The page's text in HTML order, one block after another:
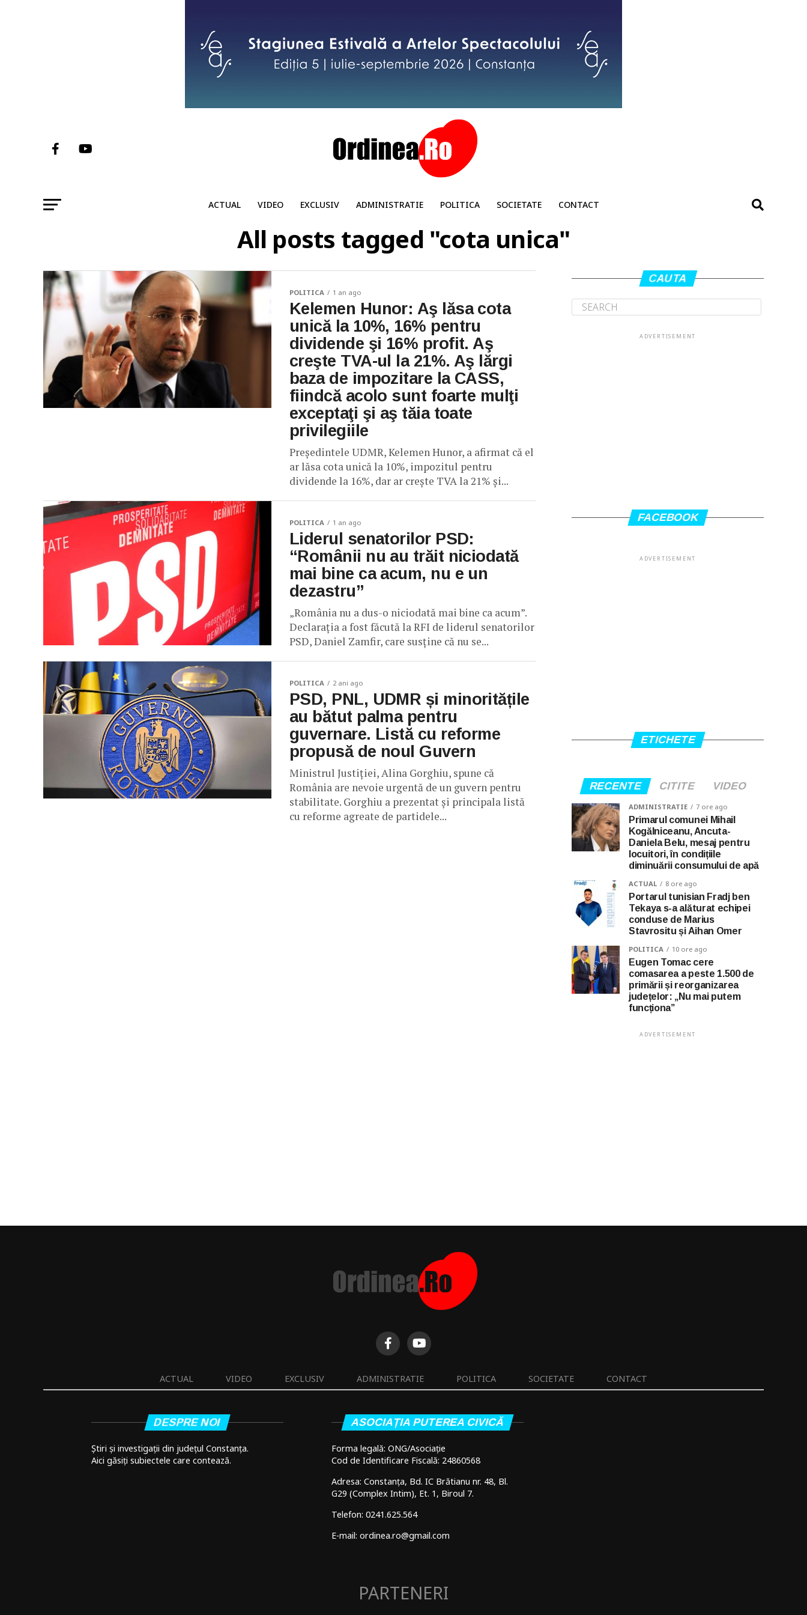
ACTUAL VIDEO EXCLUSIV ADMINISTRATIE POLITICA SOCIETATE CONTACT
All posts tagged "cota unica"
POLITICA 1 an ago
Kelemen Hunor: Aş lăsa cota
unică la 10%, 16% pentru
dividende şi 16% profit. Aş
creşte TVA-ul la 21%. Aş lărgi
baza de impozitare la CASS,
fiindcă acolo sunt foarte mulţi
exceptaţi şi aş tăia toate
privilegiile
Preşedintele UDMR, Kelemen Hunor, a afirmat că el
ar lăsa cota unică la 10%, impozitul pentru
dividende la 16%, dar ar creşte TVA la 21% şi...
POLITICA 1 an ago
Liderul senatorilor PSD:
“Românii nu au trăit niciodată
mai bine ca acum, nu e un
dezastru”
„România nu a dus-o niciodată mai bine ca acum”.
Declarația a fost făcută la RFI de liderul senatorilor
PSD, Daniel Zamfir, care susține că nu se...
POLITICA 2 ani ago
PSD, PNL, UDMR și minoritățile
au bătut palma pentru
guvernare. Listă cu reforme
propusă de noul Guvern
Ministrul Justiției, Alina Gorghiu, spune că
România are nevoie urgentă de un guvern pentru
stabilitate. Gorghiu a prezentat și principala listă
cu reforme agreate de partidele...
CAUTA
ADVERTISEMENT
FACEBOOK
ADVERTISEMENT
ETICHETE
RECENTE CITITE VIDEO
ADMINISTRATIE 7 ore ago
Primarul comunei Mihail
Kogălniceanu, Ancuta-
Daniela Belu, mesaj pentru
locuitori, în condițiile
diminuării consumului de apă
ACTUAL 8 ore ago
Portarul tunisian Fradj ben
Tekaya s-a alăturat echipei
conduse de Marius
Stavrositu și Aihan Omer
POLITICA 10 ore ago
Eugen Tomac cere
comasarea a peste 1.500 de
primării și reorganizarea
județelor: „Nu mai putem
funcționa”
ADVERTISEMENT
ACTUAL VIDEO EXCLUSIV ADMINISTRATIE POLITICA SOCIETATE CONTACT
DESPRE NOI
Știri și investigații din județul Constanța.
Aici găsiți subiectele care contează.
ASOCIAȚIA PUTEREA CIVICĂ
Forma legală: ONG/Asociație
Cod de Identificare Fiscală: 24860568
Adresa: Constanța, Bd. IC Brătianu nr. 48, Bl.
G29 (Complex Intim), Et. 1, Biroul 7.
Telefon: 0241.625.564
E-mail: ordinea.ro@gmail.com
PARTENERI